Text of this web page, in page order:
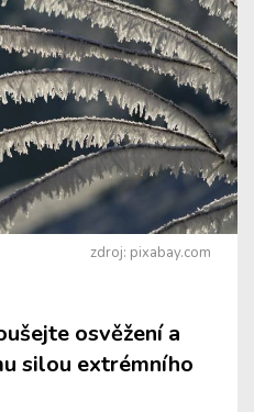
zdroj: pixabay.com
osvěžení a
silou extrémního